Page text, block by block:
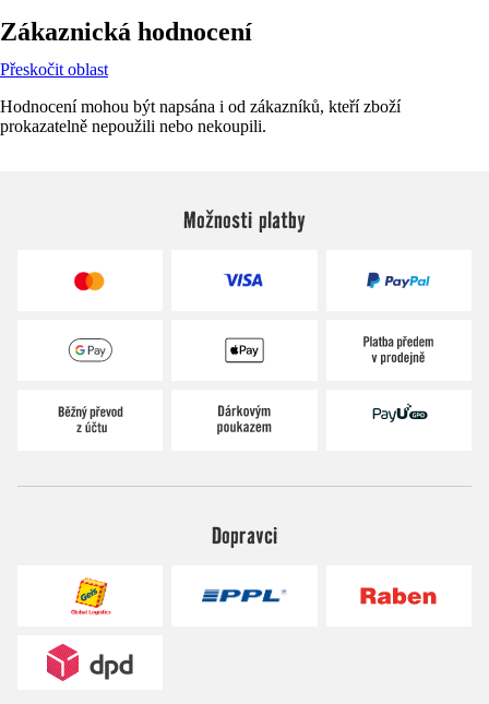
Zákaznická hodnocení
Přeskočit oblast
Hodnocení mohou být napsána i od zákazníků, kteří zboží
prokazatelně nepoužili nebo nekoupili.
Možnosti platby
Dopravci